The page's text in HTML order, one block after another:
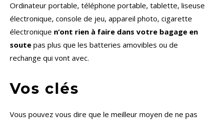
Ordinateur portable, téléphone portable, tablette, liseuse
électronique, console de jeu, appareil photo, cigarette
électronique n’ont rien à faire dans votre bagage en
soute pas plus que les batteries amovibles ou de
rechange qui vont avec.
Vos clés
Vous pouvez vous dire que le meilleur moyen de ne pas